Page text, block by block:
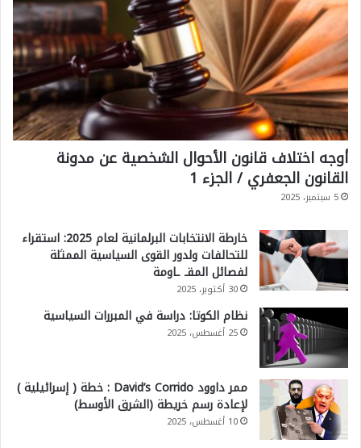
أوجه اختلاف قانون الأحوال الشخصية عن مدونة
القانون الجعفري / الجزء 1
5 سبتمبر، 2025
خارطة الانتخابات البرلمانية لعام 2025: استقراء
للتحالفات ولدور القوى السياسية الممثلة
لفصائل المقـ ـاومة
30 أكتوبر، 2025
نظام الكوتا: دراسة في المبررات السياسية
25 أغسطس، 2025
ممر داوود David’s Corrido : خطة ( إسرائيلية )
لإعادة رسم خريطة (الشرق الأوسط)
10 أغسطس، 2025